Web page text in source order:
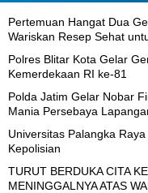
Pertemuan Hangat Dua
Wariskan Resep Sehat
Polres Blitar Kota Gelar
Kemerdekaan RI ke-81
Polda Jatim Gelar Nobar
Mania Persebaya
Universitas Palangka
Kepolisian
TURUT BERDUKA CITA
MENINGGALNYA ATAS